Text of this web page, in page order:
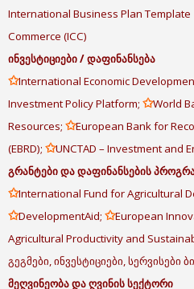
International Business Plan Template
Commerce (ICC)
ინვესტიციები/დაფინანსება
✩International Economic
Investment Policy Platform; ✩World
Resources; ✩European Bank for
(EBRD); ✩UNCTAD – Investment and
გრანტებიდადაფინანსების
✩International Fund for Agricultural
✩DevelopmentAid; ✩European
Agricultural Productivity and
გეგმები, ინვესტიციები, სერვისები
მეღვინეობადაღვინისსექტორი